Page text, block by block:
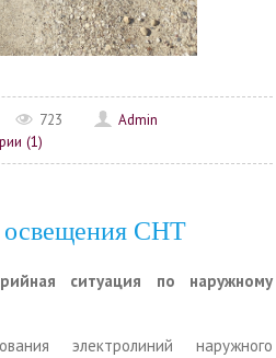
723
Admin
(1)
освещения СНТ
ситуация по наружному
электролиний наружного